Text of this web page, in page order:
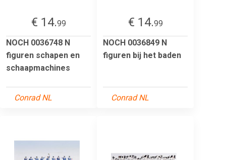
€ 14.99
NOCH 0036748 N
figuren schapen en
schaapmachines
Conrad NL
€ 14.99
NOCH 0036849 N
figuren bij het baden
Conrad NL